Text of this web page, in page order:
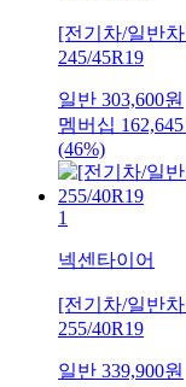
[전기차/일반
245/45R19
일반 303,600원
멤버십 162,645
(46%)
1
넥센타이어
[전기차/일반
255/40R19
일반 339,900원